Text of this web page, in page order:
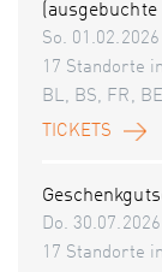
So. 01.02.2026
17 Standorte
BL, BS, FR,
TICKETS
Do. 30.07.2026
17 Standorte